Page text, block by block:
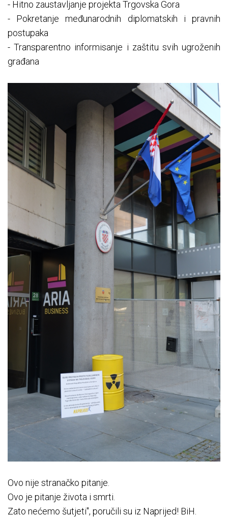
- Hitno zaustavljanje projekta Trgovska Gora
- Pokretanje međunarodnih diplomatskih i pravnih
postupaka
- Transparentno informisanje i zaštitu svih ugroženih
građana
Ovo nije stranačko pitanje.
Ovo je pitanje života i smrti.
Zato nećemo šutjeti", poručili su iz Naprijed! BiH.